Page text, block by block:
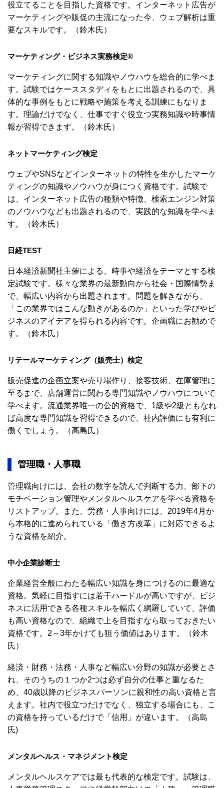
役立てることを目指した資格です。インターネット広告が
マーケティングや販促の主流になった今、ウェブ解析は重
要なスキルです。（鈴木氏）
マーケティング・ビジネス実務検定®
マーケティングに関する知識やノウハウを総合的に学べま
す。試験ではケーススタディをもとに出題されるので、具
体的な事例をもとに戦略や施策を考える訓練にもなりま
す。理論だけでなく、仕事ですぐ役立つ実務知識や時事情
報が習得できます。（鈴木氏）
ネットマーケティング検定
ウェブやSNSなどインターネットの特性を生かしたマーケ
ティングの知識やノウハウが身につく資格です。試験で
は、インターネット広告の種類や特徴、検索エンジン対策
のノウハウなども出題されるので、実践的な知識を学べま
す。（鈴木氏）
日経TEST
日本経済新聞社主催による、時事や経済をテーマとする検
定試験です。様々な業界の最新動向から社会・国際情勢ま
で、幅広い内容から出題されます。問題を解きながら、
「この業界ではこんな動きがあるのか」といった学びやビ
ジネスのアイデアを得られる内容です。企画職にお勧めで
す。（鈴木氏）
リテールマーケティング（販売士）検定
販売促進の企画立案や売り場作り、接客技術、在庫管理に
至るまで、店舗運営に関わる専門知識やノウハウについて
学べます。流通業界唯一の公的資格で、1級や2級ともなれ
ば高度な専門知識を習得できるので、社内評価にも有利に
働くでしょう。（高島氏）
管理職・人事職
管理職向けには、会社の数字を読んで判断する力、部下の
モチベーション管理やメンタルヘルスケアを学べる資格を
リストアップ。また、労務・人事向けには、2019年4月か
ら本格的に進められている「働き方改革」に対応できるよ
うな資格を紹介。
中小企業診断士
企業経営全般にわたる幅広い知識を身につけるのに最適な
資格。気軽に目指すには若干ハードルが高いですが、ビジ
ネスに活用できる各種スキルを幅広く網羅していて、評価
も高い資格なので、組織で上を目指すなら取っておきたい
資格です。2～3年かけても狙う価値はあります。（鈴木
氏）
経済・財務・法務・人事など幅広い分野の知識が必要とさ
れ、そのうちの１つか2つは必ず自分の仕事と重なるた
め、40歳以降のビジネスパーソンに親和性の高い資格と言
えます。社内で役立つだけでなく、独立する場合にも、こ
の資格を持っているだけで「信用」が違います。（高島
氏)
メンタルヘルス・マネジメント検定
メンタルヘルスケアでは最も代表的な検定です。試験は、